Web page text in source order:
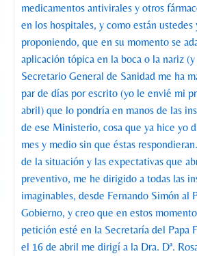
medicamentos antivirales y otros
en los hospitales, y como están ustedes
proponiendo, que en su momento se
aplicación tópica en la boca o la nariz
Secretario General de Sanidad me ha
par de días por escrito (yo le envié mi
abril) que lo pondría en manos de las
de ese Ministerio, cosa que ya hice yo
mes y medio sin que éstas
de la situación y las expectativas que
preventivo, me he dirigido a todas las
imaginables, desde Fernando Simón al
Gobierno, y creo que en estos
petición esté en la Secretaría del Papa
el 16 de abril me dirigí a la Dra. Dª.